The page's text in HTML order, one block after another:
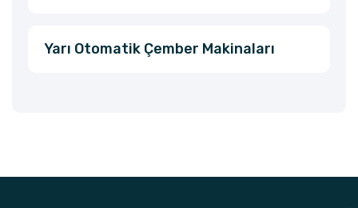
Yarı Otomatik Çember Makinaları